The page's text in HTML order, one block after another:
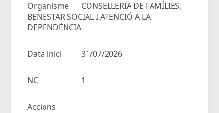
Organisme
CONSELLERIA DE FAMÍLIES,
BENESTAR SOCIAL I ATENCIÓ A LA
DEPENDÈNCIA
Data inici 31/07/2026
NC 1
Accions